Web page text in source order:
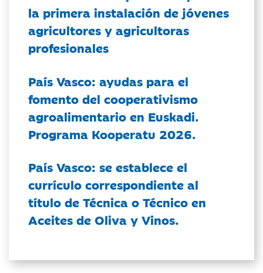
la primera instalación de jóvenes
agricultores y agricultoras
profesionales
País Vasco: ayudas para el
fomento del cooperativismo
agroalimentario en Euskadi.
Programa Kooperatu 2026.
País Vasco: se establece el
currículo correspondiente al
título de Técnica o Técnico en
Aceites de Oliva y Vinos.